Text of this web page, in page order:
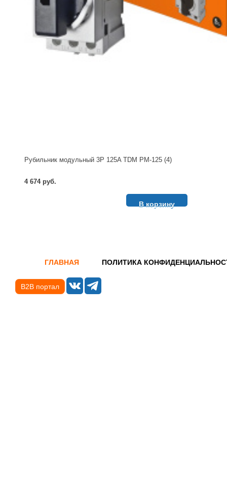
Рубильник модульный 3P 125A TDM РМ-125 (4)
4 674 руб.
В корзину
ГЛАВНАЯ ПОЛИТИКА
B2B портал